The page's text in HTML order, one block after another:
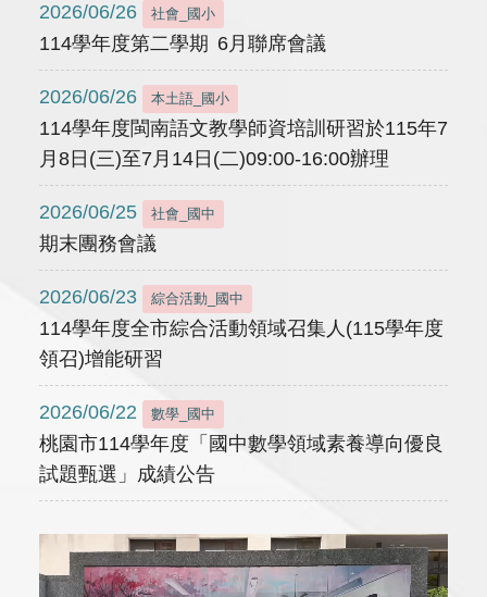
2026/06/26 社會_國小
114學年度第二學期 6月聯席會議
2026/06/26 本土語_國小
114學年度閩南語文教學師資培訓研習於115年7
月8日(三)至7月14日(二)09:00-16:00辦理
2026/06/25 社會_國中
期末團務會議
2026/06/23 綜合活動_國中
114學年度全市綜合活動領域召集人(115學年度
領召)增能研習
2026/06/22 數學_國中
桃園市114學年度「國中數學領域素養導向優良
試題甄選」成績公告